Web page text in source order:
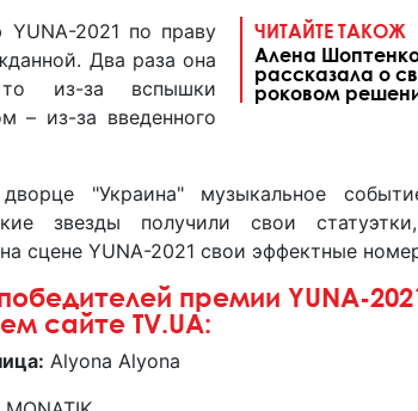
ЧИТАЙТЕ ТАКОЖ
Алена
рассказала о
роковом
2021 по праву
Два раза она
из-за вспышки
– из-за введенного
"Украина" музыкальное
звезды получили свои
сцене YUNA-2021 свои эффектные
премии YUNA-
сайте TV.UA:
Alyona Alyona